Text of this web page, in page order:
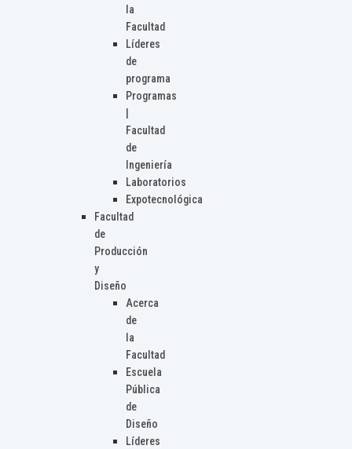
la
Facultad
Líderes
de
programa
Programas
Facultad
de
Ingeniería
Laboratorios
Expotecnológica
Facultad
de
Producción
y
Diseño
Acerca
de
la
Facultad
Escuela
Pública
de
Diseño
Líderes